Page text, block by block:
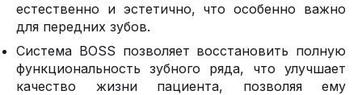
естественно и эстетично, что особенно важно
для передних зубов.
Система BOSS позволяет восстановить полную
функциональность зубного ряда, что улучшает
качество жизни пациента, позволяя ему